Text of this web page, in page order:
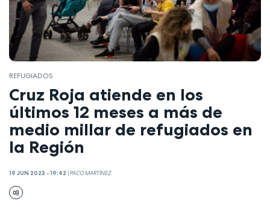
REFUGIADOS
Cruz Roja atiende en los
últimos 12 meses a más de
medio millar de refugiados en
la Región
19 JUN 2023 - 19:42 PACO MARTÍNEZ